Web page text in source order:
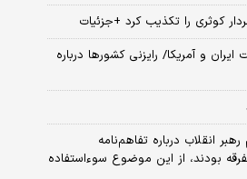
کوثری را تکذیب کرد +جزئیات
ایران و آمریکا/ رایزنی کشورها درباره
انقلاب درباره تفاهم‌نامه
بودند، از این موضوع سوءاستفاده